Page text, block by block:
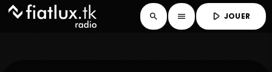
search menu play_arrow JOUER